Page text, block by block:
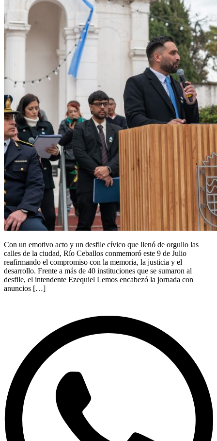
Con un emotivo acto y un desfile cívico que llenó de orgullo las
calles de la ciudad, Río Ceballos conmemoró este 9 de Julio
reafirmando el compromiso con la memoria, la justicia y el
desarrollo. Frente a más de 40 instituciones que se sumaron al
desfile, el intendente Ezequiel Lemos encabezó la jornada con
anuncios […]